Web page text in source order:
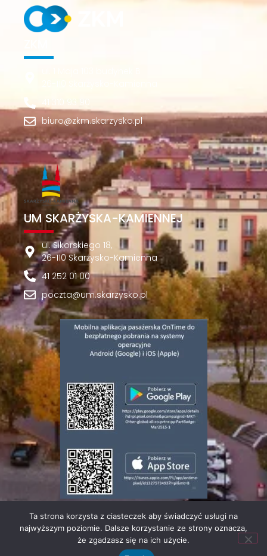
41 310 93 90
biuro@zkm.skarzysko.pl
UM SKARŻYSKA-KAMIENNEJ
ul. Sikorskiego 18,
26-110 Skarżysko-Kamienna
41 252 01 00
poczta@um.skarzysko.pl
© 2023 | Wszelkie prawa zastrzeżone |Polityka
Prywatności
Ta strona korzysta z ciasteczek aby świadczyć usługi na
najwyższym poziomie. Dalsze korzystanie ze strony oznacza,
że zgadzasz się na ich użycie.